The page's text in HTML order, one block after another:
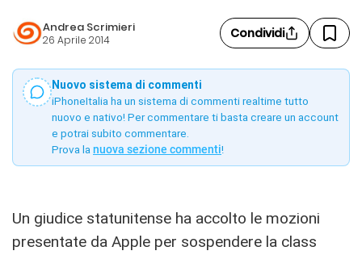
Andrea Scrimieri
26 Aprile 2014 Condividi
Nuovo sistema di commenti
iPhoneItalia ha un sistema di commenti realtime tutto
nuovo e nativo! Per commentare ti basta creare un account
e potrai subito commentare.
Prova la nuova sezione commenti!
Un giudice statunitense ha accolto le mozioni
presentate da Apple per sospendere la class